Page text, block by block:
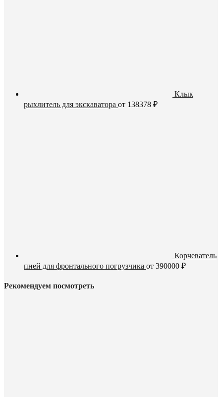
Клык
рыхлитель для экскаватора от 138378 ₽
Корчеватель
пней для фронтального погрузчика от 390000 ₽
Рекомендуем посмотреть